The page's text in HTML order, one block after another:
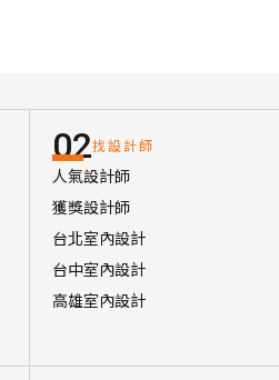
02找設計師
人氣設計師
獲獎設計師
台北室內設計
台中室內設計
高雄室內設計